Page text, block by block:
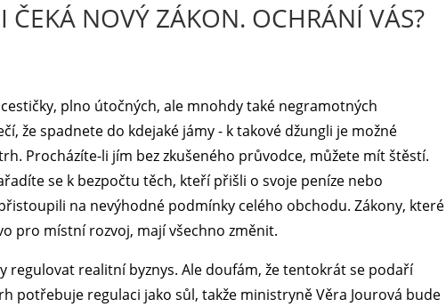
ČEKÁ NOVÝ ZÁKON. OCHRÁNÍ VÁS?
plno útočných, ale mnohdy také negramotných
že spadnete do kdejaké jámy - k takové džungli je možné
Procházíte-li jím bez zkušeného průvodce, můžete mít štěstí.
se k bezpočtu těch, kteří přišli o svoje peníze nebo
na nevýhodné podmínky celého obchodu. Zákony, které
pro místní rozvoj, mají všechno změnit.
regulovat realitní byznys. Ale doufám, že tentokrát se podaří
potřebuje regulaci jako sůl, takže ministryně Věra Jourová bude